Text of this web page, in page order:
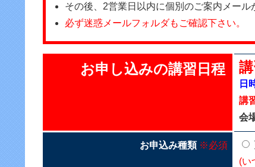
その後、2営業日以内に個別のご案内メー
必ず迷惑メールフォルダもご確認下さい。
お申し込みの講習日程
日
講
会
お申込み種類※必須
(い